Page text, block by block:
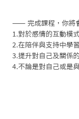
⸺ 完成課程，你
1.對於感情的互動模
2.在陪伴與支持中學
3.提升對自己及關係
4.不論是對自己或是